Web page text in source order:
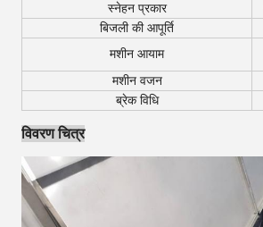
स्नेहन प्रकार
बिजली की आपूर्ति
मशीन आयाम
मशीन वजन
ब्रेक विधि
विवरण चित्र